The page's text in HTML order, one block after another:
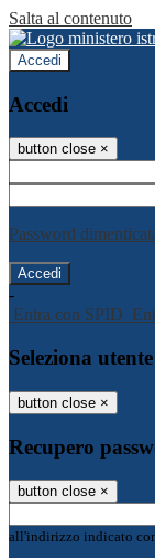
Salta al contenuto
Accedi
Accedi
button close ×
Password
-
Entra con SPID
Seleziona utente
button close ×
Recupero
button close ×
all'indirizzo indicato